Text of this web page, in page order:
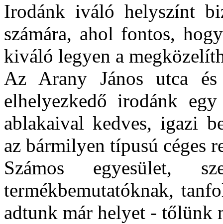
Irodánk iváló helyszínt
számára, ahol fontos,
kiváló legyen a
Az Arany János utca
elhelyezkedő irodánk
ablakaival kedves, igazi
az bármilyen típusú céges
Számos egyesület,
termékbemutatóknak,
adtunk már helyet - tőlünk